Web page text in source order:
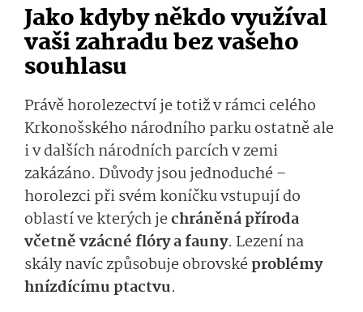
Jako kdyby někdo využíval
vaši zahradu bez vašeho
souhlasu
Právě horolezectví je totiž v rámci celého
Krkonošského národního parku ostatně ale
i v dalších národních parcích v zemi
zakázáno. Důvody jsou jednoduché –
horolezci při svém koníčku vstupují do
oblastí ve kterých jechráněná příroda
včetně vzácné flóry a fauny. Lezení na
skály navíc způsobuje obrovsképroblémy
hnízdícímu ptactvu.